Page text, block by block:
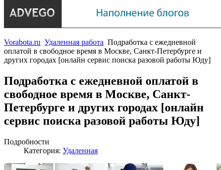
Vorabota.ru Удаленная работа Подработка с ежедневной
оплатой в свободное время в Москве, Санкт-Петербурге и
других городах [онлайн сервис поиска разовой работы Юду]
Подработка с ежедневной оплатой в
свободное время в Москве, Санкт-
Петербурге и других городах [онлайн
сервис поиска разовой работы Юду]
Подробности
Категория: Удаленная